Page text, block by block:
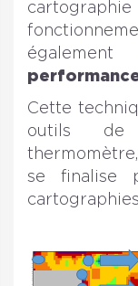
Cette
outils de
se finalise